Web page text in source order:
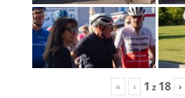
« ‹ 1 z 18 ›